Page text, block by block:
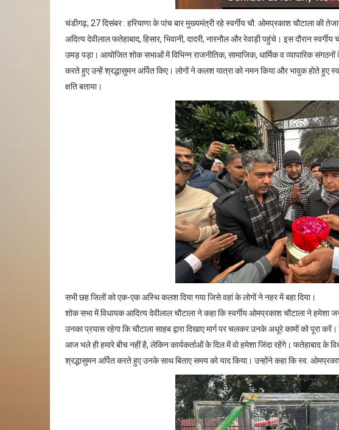
चंडीगढ़, 27 दिसंबर : हरियाणा के पांच बार मुख्यमंत्री रहे स्वर्गीय चौ. ओमप्रकाश चौटाला की
अदित्य देवीलाल फतेहाबाद, हिसार, भिवानी, दादरी, नारनौल और रेवाड़ी पहुंचे। इस दौरान
उमड़ पड़ा। आयोजित शोक सभाओं में विभिन्न राजनीतिक, सामाजिक, धार्मिक व व्यापारिक
करते हुए उन्हें श्रद्धासुमन अर्पित किए। लोगों ने कलश यात्रा को नमन किया और भावुक होते हुए
क्षति बताया।
सभी छह जिलों को एक-एक अस्थि कलश दिया गया जिसे वहां के लोगों ने नहर में बहा दिया।
शोक सभा में विधायक आदित्य देवीलाल चौटाला ने कहा कि स्वर्गीय ओमप्रकाश चौटाला ने हमेशा
उनका प्रयास रहेगा कि चौटाला साहब द्वारा दिखाए मार्ग पर चलकर उनके अधूरे कामों को पूरा
आज भले ही हमारे बीच नहीं है, लेकिन कार्यकर्ताओं के दिल में वो हमेशा जिंदा रहेंगे। फतेहाबाद के
श्रद्धासुमन अर्पित करते हुए उनके साथ बिताए समय को याद किया। उन्होंने कहा कि स्व.